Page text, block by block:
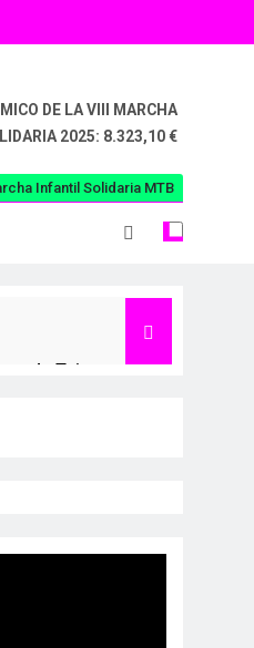
DE LA VIII MARCHA
2025: 8.323,10 €
Infantil Solidaria MTB
de Tajo